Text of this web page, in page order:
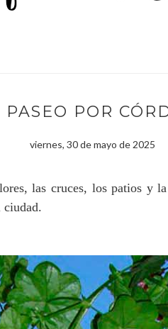
PASEO POR
viernes, 30 de mayo de 2025
las cruces, los patios y
ciudad.